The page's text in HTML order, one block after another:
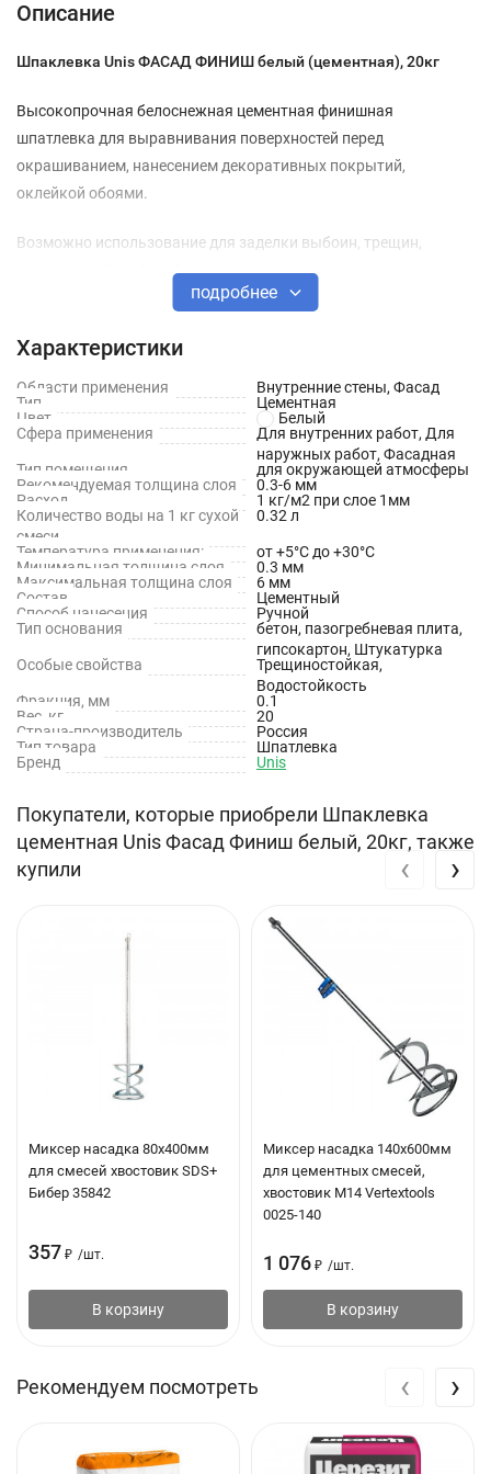
Описание
Шпаклевка Unis ФАСАД ФИНИШ белый (цементная), 20кг
Высокопрочная белоснежная цементная финишная
шпатлевка для выравнивания поверхностей перед
окрашиванием, нанесением декоративных покрытий,
оклейкой обоями.
Возможно использование для заделки выбоин, трещин,
раковин глубиной до 6 мм.
влажных, отапливаемых и неотапливаемых помещений.
Может наноситься как ручным так и механизированным
способом
Применяется по недеформирующимся основаниям:
цементным (бетон, штукатурки, шпатлёвки) и ГКЛ, ГВЛ, ПГП.
Свойства
Для внутренних и наружных работ
Высокая паропроницаемость
Водостойкая
Идеальна под окрашивание
Высокопрочная
Толщина слоя от 0.3 до 6 мм
Технические характеристики
Состав: Белый мелкофракционный наполнитель, белый
цемент, модифицирующие добавки
Цвет: Белый
Основная фракция наполнителя, не более: 0.1 мм
Температура работ и основания: от +5°С до +30°С
Количество воды на 20 кг сухой смеси, : 6.0-7.2 л
Толщина слоя: 0.3-6.0 мм
Расход при толщине слоя 1 мм: 1.0-1.1 кг/м2
Жизнеспособность раствора: 180 мин
Время высыхания слоя толщиной 1 мм: 1-2 сут
Прочность при сжатии: 7 МПа
Предел прочности на растяжение при изгибе: 3 МПа
подробнее
Характеристики
Области применения
Внутренние стены, Фасад
Тип
Цементная
Цвет
Белый
Сфера применения
Для внутренних работ, Для
наружных работ, Фасадная
Тип помещения
для окружающей атмосферы
Рекомендуемая толщина слоя
0.3-6 мм
Расход
1 кг/м2 при слое 1мм
Количество воды на 1 кг сухой
смеси
0.32 л
Температура применения:
от +5°С до +30°С
Минимальная толщина слоя
0.3 мм
Максимальная толщина слоя
6 мм
Состав
Цементный
Способ нанесения
Ручной
Тип основания
бетон, пазогребневая плита,
гипсокартон, Штукатурка
Особые свойства
Трещиностойкая,
Водостойкость
Фракция, мм
0.1
Вес, кг
20
Страна-производитель
Россия
Тип товара
Шпатлевка
Бренд
Unis
Покупатели, которые приобрели Шпаклевка
цементная Unis Фасад Финиш белый, 20кг, также
купили
Миксер насадка 80х400мм
для смесей хвостовик SDS+
Бибер 35842
357 ₽ /шт.
В корзину
Миксер насадка 140х600мм
для цементных смесей,
хвостовик М14 Vertextools
0025-140
1 076 ₽ /шт.
В корзину
‹ ›
Рекомендуем посмотреть ‹ ›